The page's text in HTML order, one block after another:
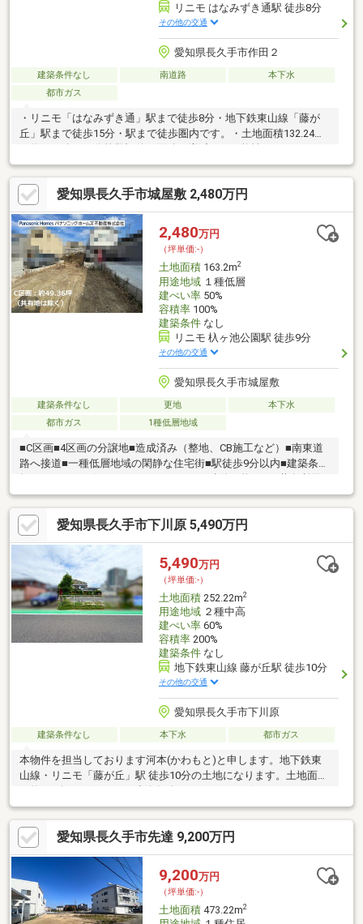
リニモ はなみずき通駅 徒歩8分
その他の交通
愛知県長久手市作田２
建築条件なし 南道路
本下水
都市ガス
・リニモ「はなみずき通」駅まで徒歩8分・地下鉄東山線「藤が
丘」駅まで徒歩15分・駅まで徒歩圏内です。・土地面積132.24㎡
（約40.00坪）※分筆登記後、面積が増減する可能性がございま
す。・第１種中高層住居地域の閑静な住宅街に立地しておりま
す。・建築条件付きの土地ではございません！・お好きなハウス
メーカーにて建築いただけます♪・陽当たりも良く、是非、実物に
てご体感ください！！
愛知県長久手市城屋敷 2,480万円
2,480万円
（坪単価:-）
土地面積163.2m2
用途地域１種低層
建ぺい率50%
容積率100%
建築条件なし
リニモ 杁ヶ池公園駅 徒歩9分
その他の交通
愛知県長久手市城屋敷
建築条件なし 更地
本下水
都市ガス
1種低層地域
■C区画■4区画の分譲地■造成済み（整地、CB施工など）■南東道
路へ接道■一種低層地域の閑静な住宅街■駅徒歩9分以内■建築条件
無しのため、お好きなハウスメーカーで建築可能です■共有利用
面積36.70㎡（約11.10坪）※図面参照■共有利用地は、他区画所有
者と利用覚書を締結■共有利用地は、全区画の建築工事完了後に
売主の責任と負担においてアスファルト工事を実施■敷地内に、
一級建築士監修の流土止め擁壁あり■ご見学の際は、建築中また
は居住中の区画への留意および配慮をお願いします。
愛知県長久手市下川原 5,490万円
5,490万円
（坪単価:-）
土地面積252.22m2
用途地域２種中高
建ぺい率60%
容積率200%
建築条件なし
地下鉄東山線 藤が丘駅 徒歩10分
その他の交通
愛知県長久手市下川原
建築条件なし 本下水 都市ガス
本物件を担当しております河本(かわもと)と申します。地下鉄東
山線・リニモ「藤が丘」駅 徒歩10分の土地になります。土地面積
ーカーで建物を建てることが可能です。尚、現状の建物について
は解体更地渡しになります。旗竿地になりますが、間口が約4.0m
有り、駐車スペースを十分確保する事が出来ます。奥まった位置
に建物を建てるため、道路からの視線や騒音を受けにくく、落ち
着いた住環境を叶える事が出来ます。住宅用地として是非ご検討
下さい。本物件に関するご案内希望、ご質問等がございました
ら、私「河本」までお気軽にお申し付け下さい。
愛知県長久手市先達 9,200万円
9,200万円
（坪単価:-）
土地面積473.22m2